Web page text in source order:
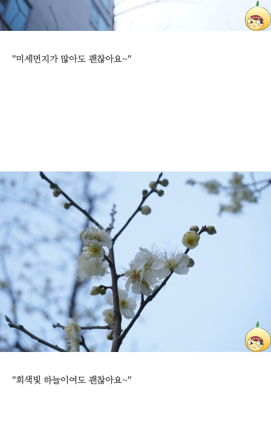
"미세먼지가 많아도 괜찮아요~"
"회색빛 하늘이여도 괜찮아요~"